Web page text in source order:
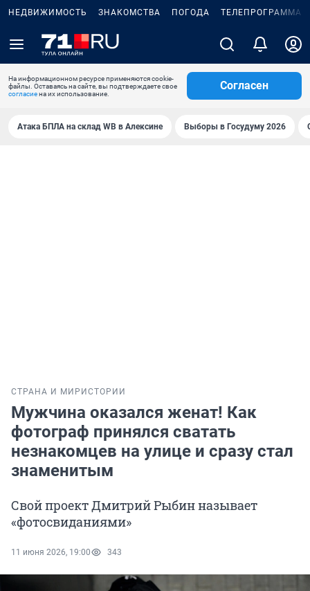
НЕДВИЖИМОСТЬ ЗНАКОМСТВА ПОГОДА ТЕЛЕПРОГРАММА
На информационном ресурсе применяются cookie-
файлы. Оставаясь на сайте, вы подтверждаете свое
согласиена их использование.
Согласен
Атака БПЛА на склад WB в Алексине Выборы в Госудуму 2026
СТРАНА И МИР ИСТОРИИ
Мужчина оказался женат! Как
фотограф принялся сватать
незнакомцев на улице и сразу стал
знаменитым
Свой проект Дмитрий Рыбин называет
«фотосвиданиями»
11 июня 2026, 19:00 343